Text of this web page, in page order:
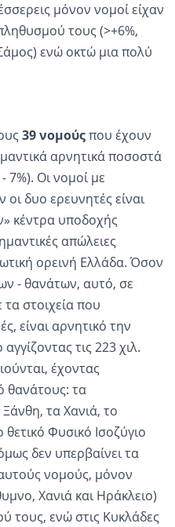
μόνον νομοί είχαν
τους (>+6%,
ενώ οκτώ μια πολύ
39 νομούςπου έχουν
αρνητικά ποσοστά
Οι νομοί με
δυο ερευνητές είναι
κέντρα υποδοχής
απώλειες
ορεινή Ελλάδα. Όσον
- θανάτων, αυτό, σε
στοιχεία που
είναι αρνητικό την
τις 223 χιλ.
έχοντας
θανάτους: τα
τα Χανιά, το
Φυσικό Ισοζύγιο
δεν υπερβαίνει τα
νομούς, μόνον
Χανιά και Ηράκλειο)
τους, ενώ στις Κυκλάδες